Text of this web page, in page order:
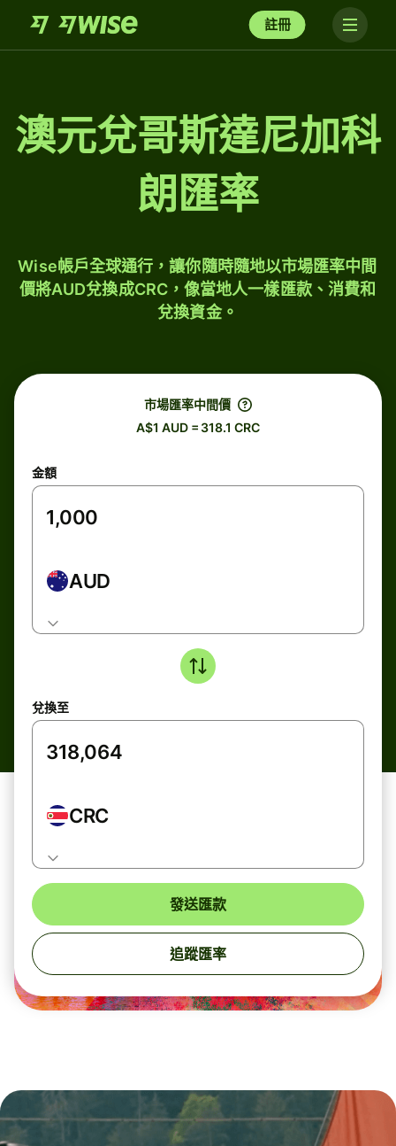
註冊
澳元兌哥斯達尼加科
朗匯率
Wise帳戶全球通行，讓你隨時隨地以市場匯率中間
價將AUD兌換成CRC，像當地人一樣匯款、消費和
兌換資金。
市場匯率中間價
A$1 AUD = 318.1 CRC
金額
AUD
兌換至
CRC
發送匯款
追蹤匯率